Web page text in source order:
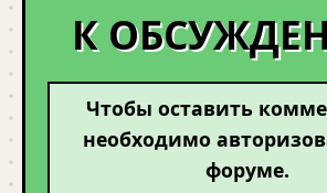
К
Чтобы оставить
необходимо
форуме.